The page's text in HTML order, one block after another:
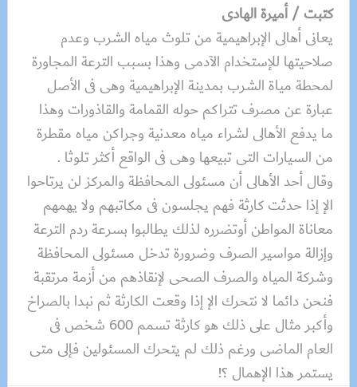
كتبت / أميرة الهادى
يعانى أهالى الإبراهيمية من تلوث مياه الشرب وعدم
صلاحيتها للإستخدام الآدمى وهذا بسبب الترعة المجاورة
لمحطة مياة الشرب بمدينة الإبراهيمية وهى فى الأصل
عبارة عن مصرف تتراكم حوله القمامة والقاذورات وهذا
ما يدفع الأهالى لشراء مياه معدنية وجراكن مياه مقطرة
من السيارات التى تبيعها وهى فى الواقع أكثر تلوثا .
وقال أحد الأهالى أن مسئولى المحافظة والمركز لن يرتاحوا
الإ إذا حدثت كارثة فهم يجلسون فى مكاتبهم ولا يهمهم
معاناة المواطن أوتضرره لذلك يطالبوا بسرعة ردم الترعة
وإزالة مواسير الصرف وضرورة تدخل مسئولى المحافظة
وشركة المياه والصرف الصحى لإنقاذهم من أزمة مرتقبة
فنحن دائما لا نتحرك الإ إذا وقعت الكارثة ثم نبدا بالصراخ
وأكبر مثال على ذلك هو كارثة تسمم 600 شخص فى
العام الماضى ورغم ذلك لم يتحرك المسئولين فإلى متى
يستمر هذا الإهمال ؟!